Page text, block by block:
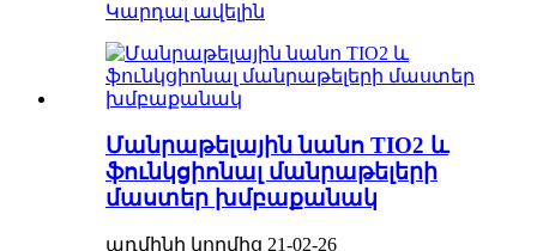
Կարդալ ավելին
Մանրաթելային նանո TIO2 և
ֆունկցիոնալ մանրաթելերի
մաստեր խմբաքանակ
ադմինի կողմից 21-02-26